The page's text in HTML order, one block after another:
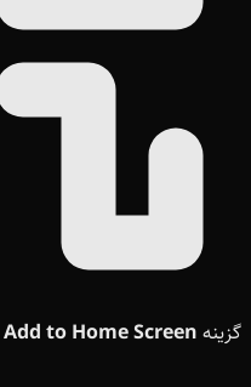
گزینه Add to Home Screen